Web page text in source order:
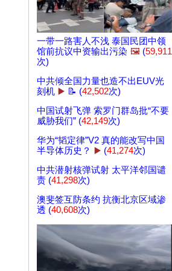
一带一路害人不浅 泰国民团中领
馆前抗议中资输出污染 🖼️ (59,911
次)
中共倾全国力量也造不出EUV光
刻机 ▶️ 📝 (42,502次)
中国试射飞弹 索罗门群岛批“不要
威胁我们” (42,149次)
华为“韬定律”V2 真的能改写中国
半导体历史？
▶️ (41,274次)
中共潜射核弹试射 太平洋邻国谴
责 (41,298次)
澳斐签互防条约 抗衡北京区域渗
透 (40,608次)